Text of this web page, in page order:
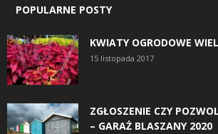
POPULARNE POSTY
KWIATY OGRODOWE
15 listopada 2017
ZGŁOSZENIE CZY
– GARAŻ BLASZANY 2020